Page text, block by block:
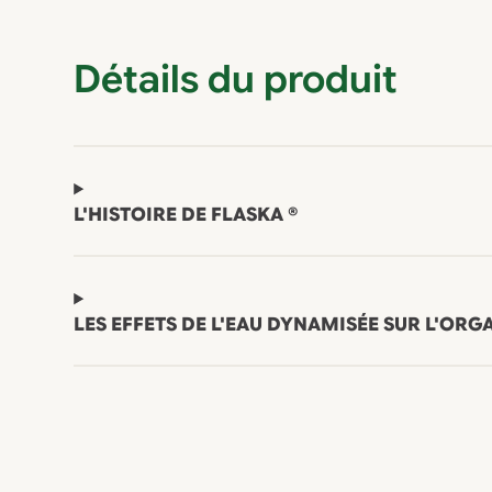
Détails du produit
L'HISTOIRE DE FLASKA ®
LES EFFETS DE L'EAU DYNAMISÉE SUR